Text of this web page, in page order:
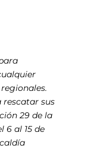
rescatar sus
29 de la
6 al 15 de